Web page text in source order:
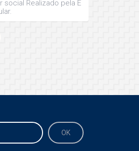
social Realizado pela É